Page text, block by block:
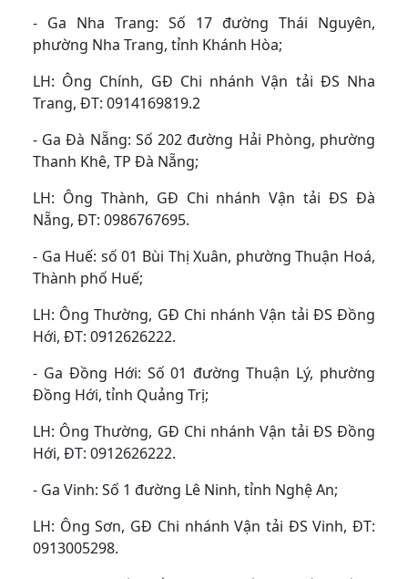
- Ga Nha Trang: Số 17 đường Thái Nguyên,
phường Nha Trang, tỉnh Khánh Hòa;
LH: Ông Chính, GĐ Chi nhánh Vận tải ĐS Nha
Trang, ĐT: 0914169819.2
- Ga Đà Nẵng: Số 202 đường Hải Phòng, phường
Thanh Khê, TP Đà Nẵng;
LH: Ông Thành, GĐ Chi nhánh Vận tải ĐS Đà
Nẵng, ĐT: 0986767695.
- Ga Huế: số 01 Bùi Thị Xuân, phường Thuận Hoá,
Thành phố Huế;
LH: Ông Thường, GĐ Chi nhánh Vận tải ĐS Đồng
Hới, ĐT: 0912626222.
- Ga Đồng Hới: Số 01 đường Thuận Lý, phường
Đồng Hới, tỉnh Quảng Trị;
LH: Ông Thường, GĐ Chi nhánh Vận tải ĐS Đồng
Hới, ĐT: 0912626222.
- Ga Vinh: Số 1 đường Lê Ninh, tỉnh Nghệ An;
LH: Ông Sơn, GĐ Chi nhánh Vận tải ĐS Vinh, ĐT:
0913005298.